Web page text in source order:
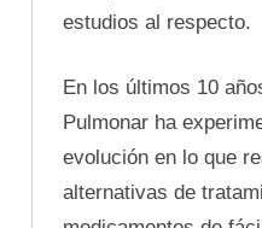
estudios al respecto.
En los últimos 10
Pulmonar ha
evolución en lo que
alternativas de